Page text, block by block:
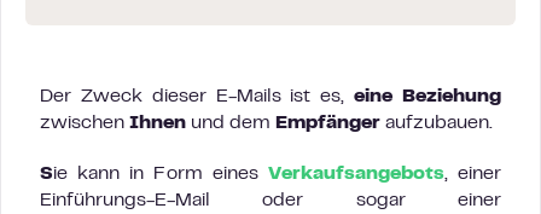
Der Zweck dieser E-Mails ist es,eine Beziehung
zwischen Ihnen und dem Empfänger aufzubauen.
Sie kann in Form eines Verkaufsangebots, einer
Einführungs-E-Mail oder sogar einer